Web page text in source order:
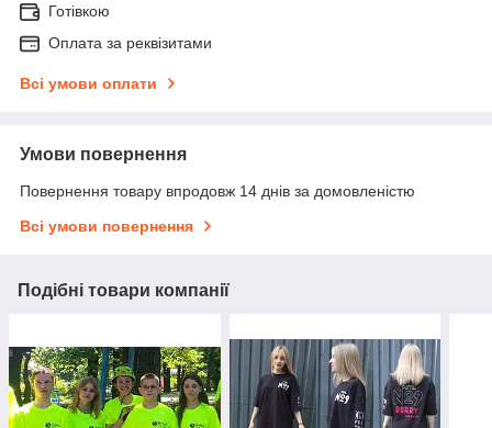
Готівкою
Оплата за реквізитами
Всі умови оплати
Умови повернення
Повернення товару впродовж 14 днів за домовленістю
Всі умови повернення
Подібні товари компанії